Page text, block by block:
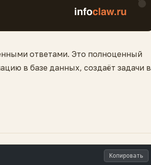
ответами. Это полноценный
в базе данных, создаёт задачи в
Копировать